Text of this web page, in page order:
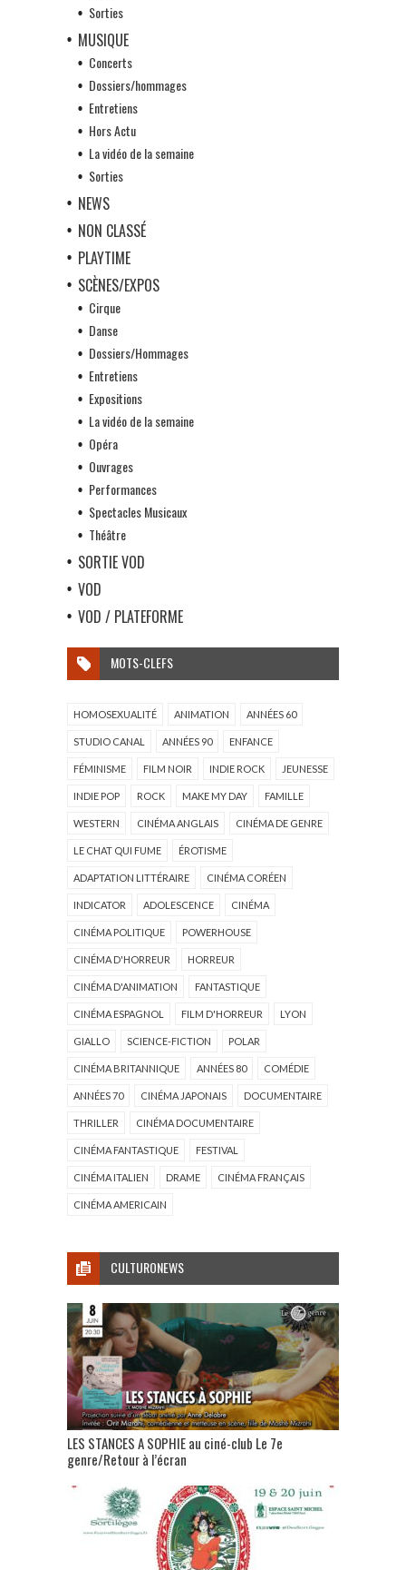
Sorties
MUSIQUE
Concerts
Dossiers/hommages
Entretiens
Hors Actu
La vidéo de la semaine
Sorties
NEWS
NON CLASSÉ
PLAYTIME
SCÈNES/EXPOS
Cirque
Danse
Dossiers/Hommages
Entretiens
Expositions
La vidéo de la semaine
Opéra
Ouvrages
Performances
Spectacles Musicaux
Théâtre
SORTIE VOD
VOD
VOD / PLATEFORME
MOTS-CLEFS
HOMOSEXUALITÉ ANIMATION ANNÉES 60
STUDIO CANAL ANNÉES 90 ENFANCE
FÉMINISME FILM NOIR INDIE ROCK JEUNESSE
INDIE POP ROCK MAKE MY DAY FAMILLE
WESTERN CINÉMA ANGLAIS CINÉMA DE GENRE
LE CHAT QUI FUME ÉROTISME
ADAPTATION LITTÉRAIRE CINÉMA CORÉEN
INDICATOR ADOLESCENCE CINÉMA
CINÉMA POLITIQUE POWERHOUSE
CINÉMA D'HORREUR HORREUR
CINÉMA D'ANIMATION FANTASTIQUE
CINÉMA ESPAGNOL FILM D'HORREUR LYON
GIALLO SCIENCE-FICTION POLAR
CINÉMA BRITANNIQUE ANNÉES 80 COMÉDIE
ANNÉES 70 CINÉMA JAPONAIS DOCUMENTAIRE
THRILLER CINÉMA DOCUMENTAIRE
CINÉMA FANTASTIQUE FESTIVAL
CINÉMA ITALIEN DRAME CINÉMA FRANÇAIS
CINÉMA AMERICAIN
CULTURONEWS
LES STANCES A SOPHIE au ciné-club Le 7e
genre/Retour à l’écran